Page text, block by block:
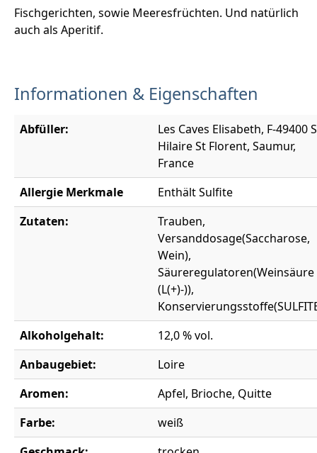
Fischgerichten, sowie Meeresfrüchten. Und natürlich
auch als Aperitif.
Informationen & Eigenschaften
Abfüller:
Les Caves Elisabeth, F-49400
Hilaire St Florent, Saumur,
France
Allergie Merkmale
Enthält Sulfite
Zutaten:
Trauben,
Versanddosage(Saccharose,
Wein),
Säureregulatoren(Weinsäure
(L(+)-)),
Alkoholgehalt:
12,0 % vol.
Anbaugebiet:
Loire
Aromen:
Apfel, Brioche, Quitte
Farbe:
weiß